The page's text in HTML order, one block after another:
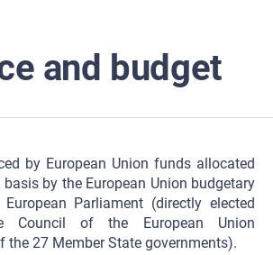
and budget
by European Union funds allocated
by the European Union budgetary
Parliament (directly elected
Council of the European Union
the 27 Member State governments).